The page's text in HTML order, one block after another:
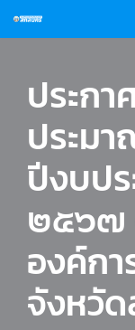
content
ประกา
ประมา
ปีงบป
๒๕๖๗
องค์ก
จังหวั